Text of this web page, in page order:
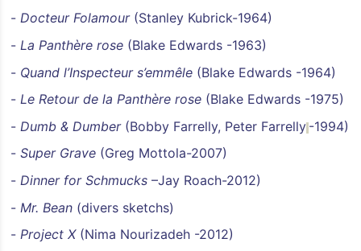
-Docteur Folamour(Stanley Kubrick-1964)
-La Panthère rose (Blake Edwards -1963)
- Quand l’Inspecteur s’emmêle (Blake Edwards -1964)
-Le Retour de la Panthère rose (Blake Edwards -1975)
- Dumb & Dumber(Bobby Farrelly, Peter Farrelly-1994)
-Super Grave (Greg Mottola-2007)
-Dinner for Schmucks –Jay Roach-2012)
- Mr. Bean (divers sketchs)
-Project X(Nima Nourizadeh -2012)